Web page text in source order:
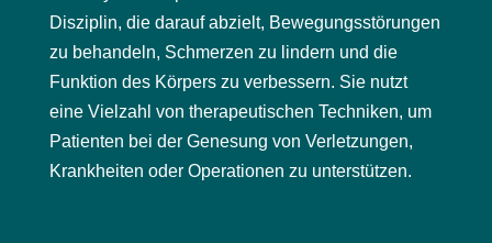
Disziplin, die darauf abzielt, Bewegungsstörungen
zu behandeln, Schmerzen zu lindern und die
Funktion des Körpers zu verbessern. Sie nutzt
eine Vielzahl von therapeutischen Techniken, um
Patienten bei der Genesung von Verletzungen,
Krankheiten oder Operationen zu unterstützen.